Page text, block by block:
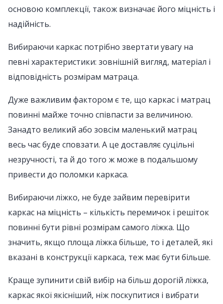
основою комплекції, також визначає його міцність і
надійність.
Вибираючи каркас потрібно звертати увагу на
певні характеристики: зовнішній вигляд, матеріал і
відповідність розмірам матраца.
Дуже важливим фактором є те, що каркас і матрац
повинні майже точно співпасти за величиною.
Занадто великий або зовсім маленький матрац
весь час буде сповзати. А це доставляє суцільні
незручності, та й до того ж може в подальшому
привести до поломки каркаса.
Вибираючи ліжко, не буде зайвим перевірити
каркас на міцність – кількість перемичок і решіток
повинні бути рівні розмірам самого ліжка. Що
значить, якщо площа ліжка більше, то і деталей, які
вказані в конструкції каркаса, теж має бути більше.
Краще зупинити свій вибір на більш дорогій ліжка,
каркас якої якісніший, ніж поскупитися і вибрати